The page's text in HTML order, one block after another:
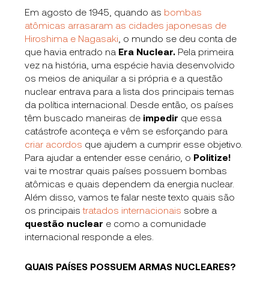
Em agosto de 1945, quando as bombas
atômicas arrasaram as cidades japonesas de
Hiroshima e Nagasaki , o mundo se deu conta de
que havia entrado na Era Nuclear. Pela primeira
vez na história, uma espécie havia desenvolvido
os meios de aniquilar a si própria e a questão
nuclear entrava para a lista dos principais temas
da política internacional. Desde então, os países
têm buscado maneiras de impedir que essa
catástrofe aconteça e vêm se esforçando para
criar acordos que ajudem a cumprir esse objetivo.
Para ajudar a entender esse cenário, o Politize!
vai te mostrar quais países possuem bombas
atômicas e quais dependem da energia nuclear.
Além disso, vamos te falar neste texto quais são
os principaistratados internacionais sobre a
questão nuclear e como a comunidade
internacional responde a eles.
QUAIS PAÍSES POSSUEM ARMAS NUCLEARES?